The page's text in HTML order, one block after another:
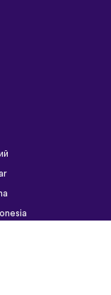
العربية